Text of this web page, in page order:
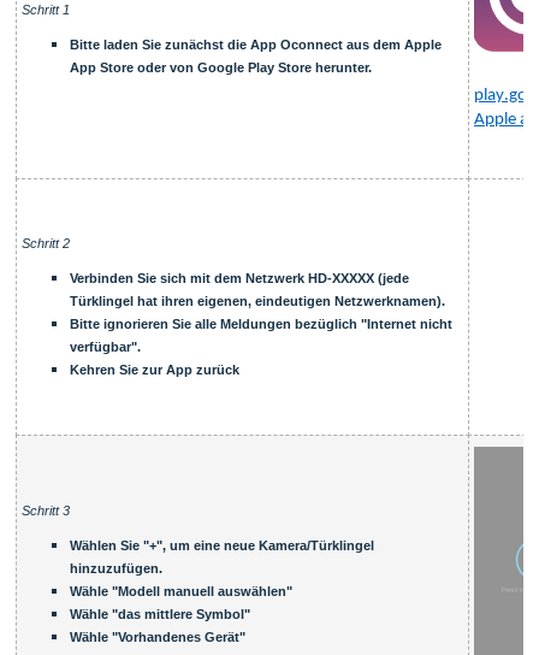
Schritt 1
Bitte laden Sie zunächst die App Oconnect aus dem Apple
App Store oder von Google Play Store herunter.
Apple
Schritt 2
Verbinden Sie sich mit dem Netzwerk HD-XXXXX (jede
Türklingel hat ihren eigenen, eindeutigen Netzwerknamen).
Bitte ignorieren Sie alle Meldungen bezüglich "Internet nicht
verfügbar".
Kehren Sie zur App zurück
Schritt 3
Wählen Sie "+", um eine neue Kamera/Türklingel
hinzuzufügen.
Wähle "Modell manuell auswählen"
Wähle "das mittlere Symbol"
Wähle "Vorhandenes Gerät"